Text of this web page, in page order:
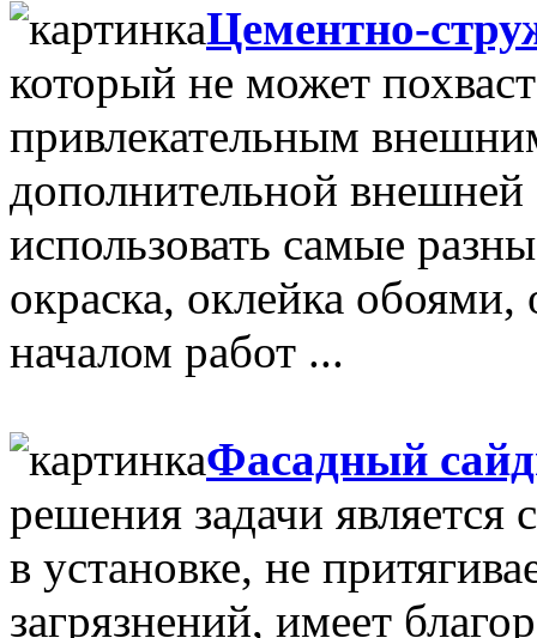
Цементно-
который не может
привлекательным
дополнительной
использовать самые
окраска, оклейка
началом работ ...
Фасадный
решения задачи является
в установке, не
загрязнений, имеет